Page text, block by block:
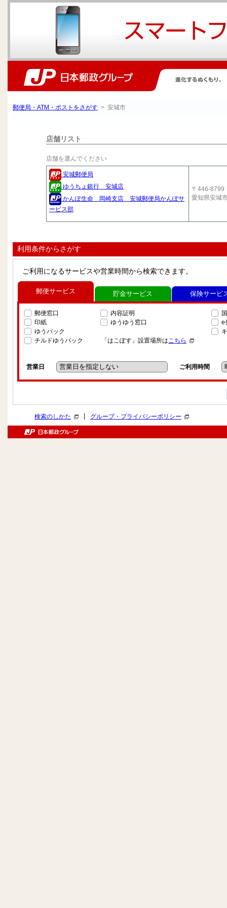
郵便局・ATM・ポストをさがす > 安城市
店舗リスト
店舗を選んでください
安城郵便局
ゆうちょ銀行 安城店
かんぽ生命 岡崎支店 安城郵便局かんぽサ
ービス部
〒446-8799
愛知県安城
利用条件からさがす
ご利用になるサービスや営業時間から検索できます。
郵便サービス
郵便窓口
印紙
ゆうパック
チルドゆうパック
内容証明
ゆうゆう窓口
「はこぽす」設置場所はこちら
e
営業日 ご利用時間
貯金サービス 保険サービ
検索のしかた グループ・プライバシーポリシー